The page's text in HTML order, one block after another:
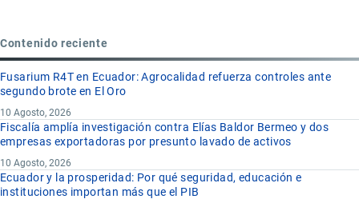
Contenido reciente
Fusarium R4T en Ecuador: Agrocalidad refuerza controles ante
segundo brote en El Oro
10 Agosto, 2026
Fiscalía amplía investigación contra Elías Baldor Bermeo y dos
empresas exportadoras por presunto lavado de activos
10 Agosto, 2026
Ecuador y la prosperidad: Por qué seguridad, educación e
instituciones importan más que el PIB